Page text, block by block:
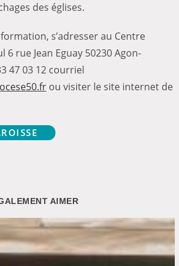
des églises.
s’adresser au Centre
6 rue Jean Eguay 50230 Agon-
47 03 12 courriel
ou visiter le site internet de
AIMER